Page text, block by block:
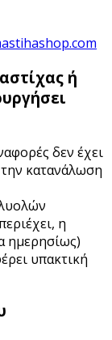
ή
δεν έχει
κατανάλωση
η
ημερησίως)
υπακτική